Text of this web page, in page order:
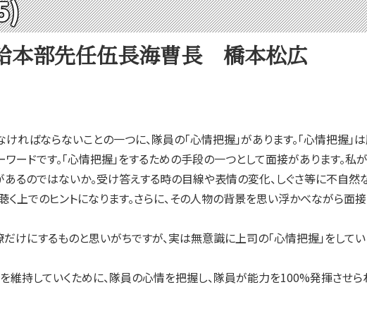
本部先任伍長海曹長 橋本松広
ばならないことの一つに、隊員の「心情把握」があります。「心情把握」
ードです。「心情把握」をするための手段の一つとして面接があります。私
のではないか。受け答えする時の目線や表情の変化、しぐさ等に不自然
く上でのヒントになります。さらに、その人物の背景を思い浮かべながら面
けにするものと思いがちですが、実は無意識に上司の「心情把握」をして
持していくために、隊員の心情を把握し、隊員が能力を100%発揮させら